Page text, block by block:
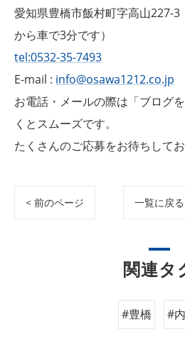
愛知県豊橋市飯村町字高山227-
から車で3分です）
tel:0532-35-7493
E-mail : info@osawa1212.co.jp
お電話・メールの際は「ブログ
くとスムーズです。
たくさんのご応募をお待ちして
< 前のページ 一覧に戻る
関連タ
#豊橋 #